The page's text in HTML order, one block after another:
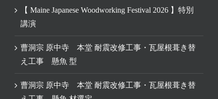
【 Maine Japanese Woodworking Festival 2026 】特別
講演
曹洞宗 原中寺 本堂 耐震改修工事・瓦屋根葺き替
え工事 懸魚 型
曹洞宗 原中寺 本堂 耐震改修工事・瓦屋根葺き替